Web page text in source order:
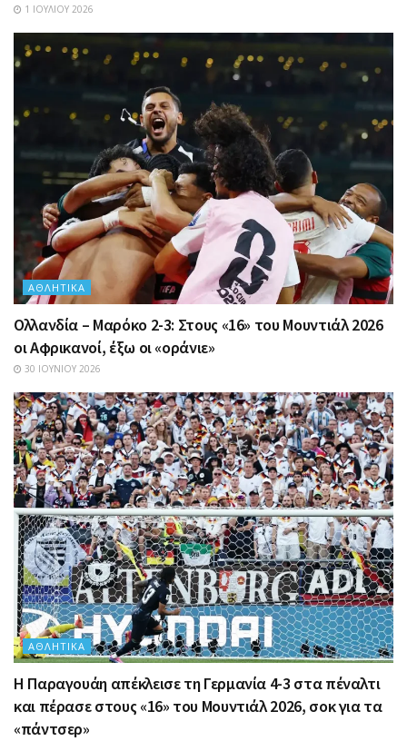
1 ΙΟΥΛΊΟΥ 2026
ΑΘΛΗΤΙΚΆ
Ολλανδία – Μαρόκο 2-3: Στους «16» του Μουντιάλ 2026
οι Αφρικανοί, έξω οι «οράνιε»
30 ΙΟΥΝΊΟΥ 2026
ΑΘΛΗΤΙΚΆ
Η Παραγουάη απέκλεισε τη Γερμανία 4-3 στα πέναλτι
και πέρασε στους «16» του Μουντιάλ 2026, σοκ για τα
«πάντσερ»